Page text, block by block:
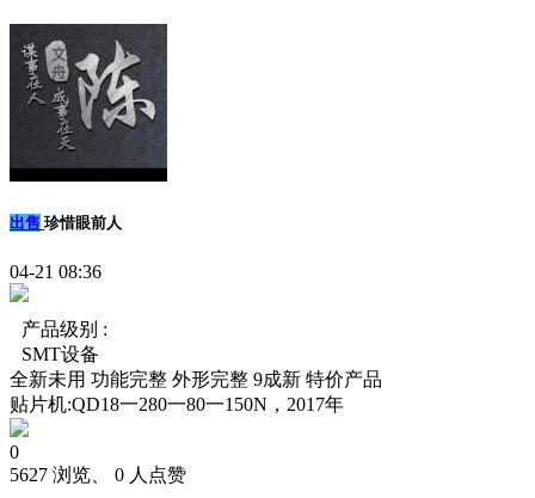
出售 珍惜眼前人
04-21 08:36
产品级别 :
SMT设备
全新未用 功能完整 外形完整 9成新 特价产品
贴片机:QD18一280一80一150N，2017年
0
5627 浏览、 0 人点赞